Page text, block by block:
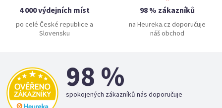
4 000 výdejních míst
po celé České republice a
Slovensku
98 % zákazníků
na Heureka.cz doporučuje
náš obchod
98 %
spokojených zákazníků nás doporučuje